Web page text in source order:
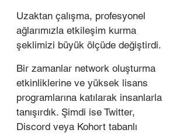
Uzaktan çalışma, profesyonel
ağlarımızla etkileşim kurma
şeklimizi büyük ölçüde değiştirdi.
Bir zamanlar network oluşturma
etkinliklerine ve yüksek lisans
programlarına katılarak insanlarla
tanışırdık. Şimdi ise Twitter,
Discord veya Kohort tabanlı